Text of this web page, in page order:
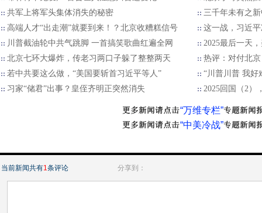
共军上将军头集体消失的秘密
三千年未有之
高端人才“出走潮”就要到来！？北京收糟糕信号
这一战，习近
川普截油轮中共气跳脚 一首搞笑歌曲红遍全网
2025最后一天
北京七环大爆炸，传老习两口子躲了整整两天
热评：对付北
若中共要这么做，“美国要斩首习近平等人”
“川普川普 我好
习家“储君”出事？皇侄齐明正突然消失
2025回国（2）
“万维专栏”
“中美冷战”
当前新闻共有1条评论 分享到：